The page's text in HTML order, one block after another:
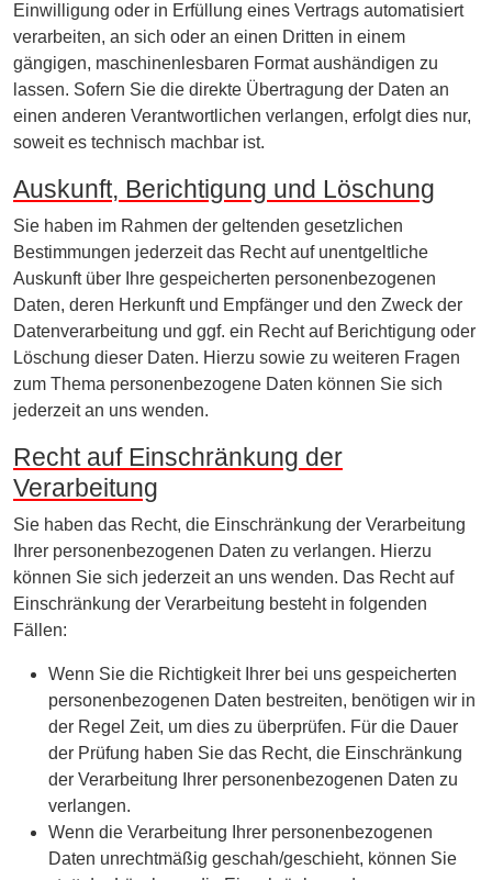
Einwilligung oder in Erfüllung eines Vertrags automatisiert
verarbeiten, an sich oder an einen Dritten in einem
gängigen, maschinenlesbaren Format aushändigen zu
lassen. Sofern Sie die direkte Übertragung der Daten an
einen anderen Verantwortlichen verlangen, erfolgt dies nur,
soweit es technisch machbar ist.
Auskunft, Berichtigung und Löschung
Sie haben im Rahmen der geltenden gesetzlichen
Bestimmungen jederzeit das Recht auf unentgeltliche
Auskunft über Ihre gespeicherten personenbezogenen
Daten, deren Herkunft und Empfänger und den Zweck der
Datenverarbeitung und ggf. ein Recht auf Berichtigung oder
Löschung dieser Daten. Hierzu sowie zu weiteren Fragen
zum Thema personenbezogene Daten können Sie sich
jederzeit an uns wenden.
Recht auf Einschränkung der
Verarbeitung
Sie haben das Recht, die Einschränkung der Verarbeitung
Ihrer personenbezogenen Daten zu verlangen. Hierzu
können Sie sich jederzeit an uns wenden. Das Recht auf
Einschränkung der Verarbeitung besteht in folgenden
Fällen:
Wenn Sie die Richtigkeit Ihrer bei uns gespeicherten
personenbezogenen Daten bestreiten, benötigen wir in
der Regel Zeit, um dies zu überprüfen. Für die Dauer
der Prüfung haben Sie das Recht, die Einschränkung
der Verarbeitung Ihrer personenbezogenen Daten zu
verlangen.
Wenn die Verarbeitung Ihrer personenbezogenen
Daten unrechtmäßig geschah/geschieht, können Sie